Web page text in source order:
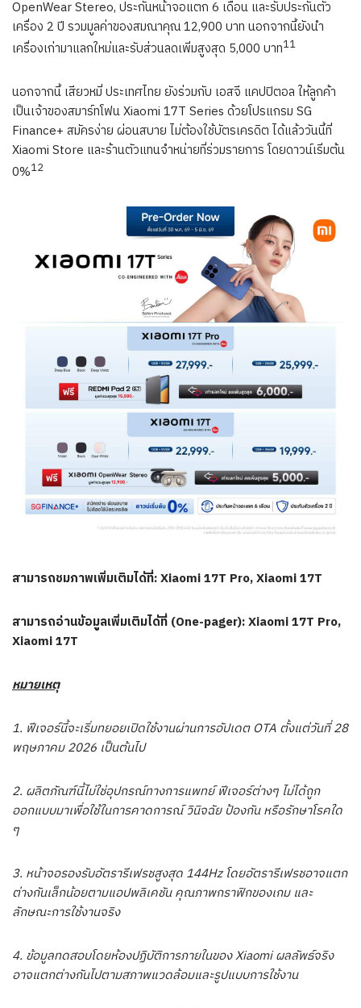
OpenWear Stereo, ประกันหน้าจอแตก 6 เดือน และรับประกันตัว
เครื่อง 2 ปี รวมมูลค่าของสมณาคุณ 12,900 บาท นอกจากนี้ยังนำ
เครื่องเก่ามาแลกใหม่และรับส่วนลดเพิ่มสูงสุด 5,000 บาท11
นอกจากนี้ เสียวหมี่ ประเทศไทย ยังร่วมกับ เอสจี แคปปิตอล ให้ลูกค้า
เป็นเจ้าของสมาร์ทโฟน Xiaomi 17T Series ด้วยโปรแกรม SG
Finance+ สมัครง่าย ผ่อนสบาย ไม่ต้องใช้บัตรเครดิต ได้แล้ววันนี้ที่
Xiaomi Store และร้านตัวแทนจำหน่ายที่ร่วมรายการ โดยดาวน์เริ่มต้น
0%12
สามารถชมภาพเพิ่มเติมได้ที่: Xiaomi 17T Pro, Xiaomi 17T
สามารถอ่านข้อมูลเพิ่มเติมได้ที่ (One-pager): Xiaomi 17T Pro,
Xiaomi 17T
หมายเหตุ
1. ฟีเจอร์นี้จะเริ่มทยอยเปิดใช้งานผ่านการอัปเดต OTA ตั้งแต่วันที่ 28
พฤษภาคม 2026 เป็นต้นไป
2. ผลิตภัณฑ์นี้ไม่ใช่อุปกรณ์ทางการแพทย์ ฟีเจอร์ต่างๆ ไม่ได้ถูก
ออกแบบมาเพื่อใช้ในการคาดการณ์ วินิจฉัย ป้องกัน หรือรักษาโรคใด
ๆ
3. หน้าจอรองรับอัตรารีเฟรชสูงสุด 144Hz โดยอัตรารีเฟรชอาจแตก
ต่างกันเล็กน้อยตามแอปพลิเคชัน คุณภาพกราฟิกของเกม และ
ลักษณะการใช้งานจริง
4. ข้อมูลทดสอบโดยห้องปฏิบัติการภายในของ Xiaomi ผลลัพธ์จริง
อาจแตกต่างกันไปตามสภาพแวดล้อมและรูปแบบการใช้งาน